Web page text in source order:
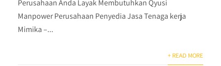
Perusahaan Anda Layak Membutuhkan Qyusi
Manpower Perusahaan Penyedia Jasa Tenaga kerja
Mimika –...
+ READ MORE